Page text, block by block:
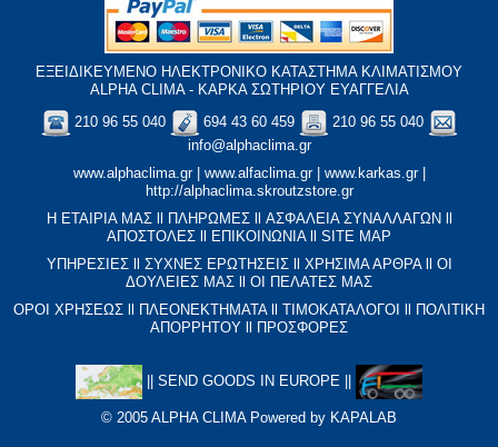
ΕΞΕΙΔΙΚΕΥΜΕΝΟ ΗΛΕΚΤΡΟΝΙΚΟ ΚΑΤΑΣΤΗΜΑ ΚΛΙΜΑΤΙΣΜΟΥ
ALPHA CLIMA - ΚΑΡΚΑ ΣΩΤΗΡΙΟΥ ΕΥΑΓΓΕΛΙΑ
210 96 55 040
694 43 60 459
210 96 55 040
info@alphaclima.gr
www.alphaclima.gr| www.alfaclima.gr| www.karkas.gr|
http://alphaclima.skroutzstore.gr
Η ΕΤΑΙΡΙΑ ΜΑΣ
ΠΛΗΡΩΜΕΣ ΑΣΦΑΛΕΙΑ ΣΥΝΑΛΛΑΓΩΝ
ΑΠΟΣΤΟΛΕΣ
ΕΠΙΚΟΙΝΩΝΙΑ
SITE MAP
ΥΠΗΡΕΣΙΕΣll ΣΥΧΝΕΣ ΕΡΩΤΗΣΕΙΣll XΡΗΣΙΜΑ ΑΡΘΡΑll ΟΙ
ΔΟΥΛΕΙΕΣ ΜΑΣ
ΟΙ ΠΕΛΑΤΕΣ ΜΑΣ
ΟΡΟΙ ΧΡΗΣΕΩΣ
ΠΛΕΟΝΕΚΤΗΜΑΤΑll ΤΙΜΟΚΑΤΑΛΟΓΟΙ
ΠΟΛΙΤΙΚΗ
ΑΠΟΡΡΗΤΟΥ
ΠΡΟΣΦΟΡΕΣ
SEND GOODS IN EUROPE
© 2005 ALPHA CLIMA Powered by KAPALAB